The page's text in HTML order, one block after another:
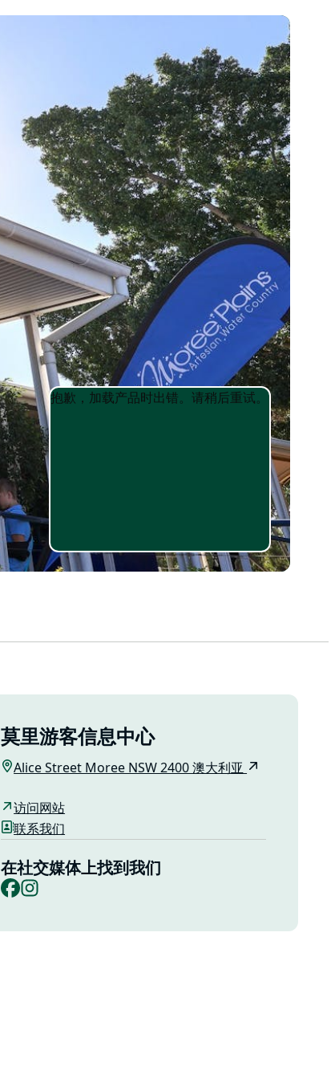
Product
Product
抱歉，加载产品时出错。请稍后重试。
莫里游客信息中心
Alice Street Moree NSW 2400 澳大利亚
访问网站
联系我们
在社交媒体上找到我们
Facebook